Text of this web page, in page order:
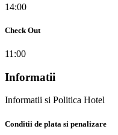
14:00
Check Out
11:00
Informatii
Informatii si Politica Hotel
Conditii de plata si penalizare